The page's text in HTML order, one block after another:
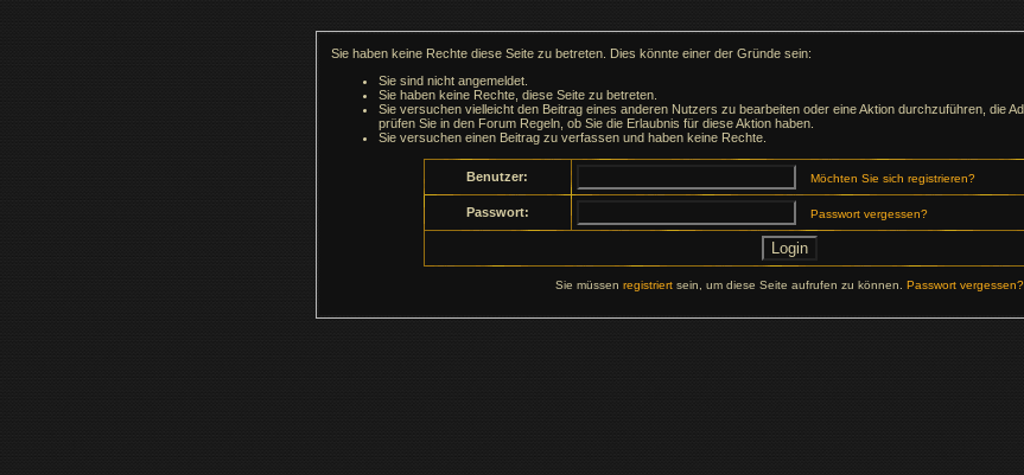
Sie haben keine Rechte diese Seite zu betreten. Dies könnte einer der Gründe sein:
Sie sind nicht angemeldet.
Sie haben keine Rechte, diese Seite zu betreten.
Sie versuchen vielleicht den Beitrag eines anderen Nutzers zu bearbeiten oder eine Aktion durchzuführen, die
prüfen Sie in den Forum Regeln, ob Sie die Erlaubnis für diese Aktion haben.
Sie versuchen einen Beitrag zu verfassen und haben keine Rechte.
Benutzer: Möchten Sie sich registrieren?
Passwort: Passwort vergessen?
Sie müssen registriertsein, um diese Seite aufrufen zu können. Passwort vergessen?